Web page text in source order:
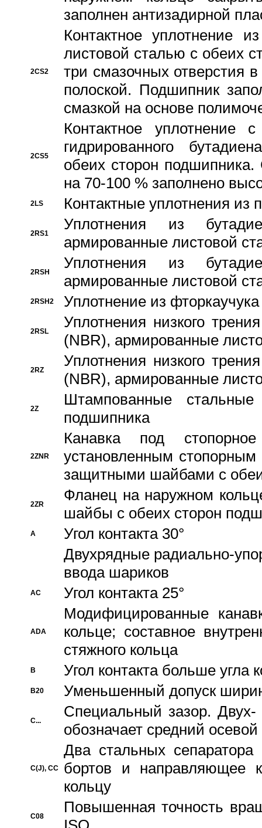
заполнен антизадирной
2CS2
Контактное уплотнение
листовой сталью с обеих
три смазочных отверстия
полоской. Подшипник
смазкой на основе
2CS5
Контактное уплотнение
гидрированного
обеих сторон
на 70-100 % заполнено
2LS Контактные уплотнения из
2RS1
Уплотнения из
армированные листовой
2RSH
Уплотнения из
армированные листовой
2RSH2 Уплотнение из
2RSL
Уплотнения низкого
(NBR), армированные
2RZ
Уплотнения низкого
(NBR), армированные
2Z
Штампованные
подшипника
2ZNR
Канавка под
установленным
защитными шайбами с
2ZR
Фланец на наружном
шайбы с обеих сторон
A
Угол контакта 30°
Двухрядные радиально-
ввода шариков
AC Угол контакта 25°
ADA
Модифицированные
кольце; составное
стяжного кольца
B Угол контакта больше угла
B20 Уменьшенный допуск
C...
Специальный зазор.
обозначает средний
C(J), CC
Два стальных сепаратора
бортов и направляющее
кольцу
C08
Повышенная точность